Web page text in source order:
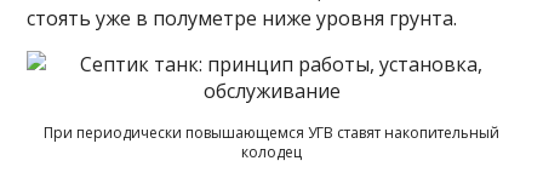
стоять уже в полуметре ниже уровня грунта.
При периодически повышающемся УГВ ставят накопительный
колодец